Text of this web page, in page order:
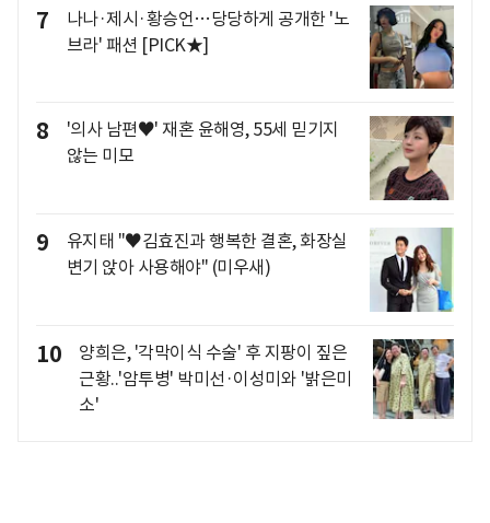
7
나나·제시·황승언…당당하게 공개한 '노
브라' 패션 [PICK★]
8
'의사 남편♥' 재혼 윤해영, 55세 믿기지
않는 미모
9
유지태 "♥김효진과 행복한 결혼, 화장실
변기 앉아 사용해야" (미우새)
10
양희은, '각막이식 수술' 후 지팡이 짚은
근황..'암투병' 박미선·이성미와 '밝은미
소'